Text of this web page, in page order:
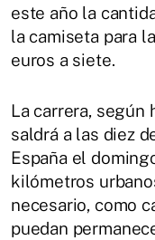
este año la
la camiseta para
euros a siete.
La carrera, según
saldrá a las diez
España el
kilómetros
necesario, como
puedan